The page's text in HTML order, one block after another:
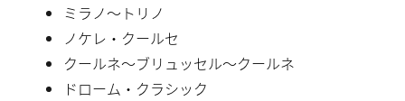
ミラノ〜トリノ
ノケレ・クールセ
クールネ〜ブリュッセル〜クールネ
ドローム・クラシック